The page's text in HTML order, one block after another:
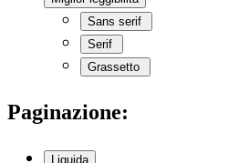
Sans serif
Serif
Grassetto
Paginazione:
Liquida